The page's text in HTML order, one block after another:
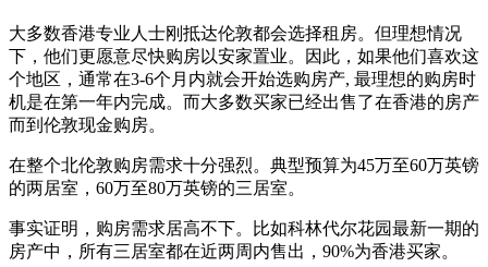
大多数香港专业人士刚抵达伦敦都会选择租房。但理想情况
下，他们更愿意尽快购房以安家置业。因此，如果他们喜欢这
个地区，通常在3-6个月内就会开始选购房产, 最理想的购房时
机是在第一年内完成。而大多数买家已经出售了在香港的房产
而到伦敦现金购房。
在整个北伦敦购房需求十分强烈。典型预算为45万至60万英镑
的两居室，60万至80万英镑的三居室。
事实证明，购房需求居高不下。比如科林代尔花园最新一期的
房产中，所有三居室都在近两周内售出，90%为香港买家。